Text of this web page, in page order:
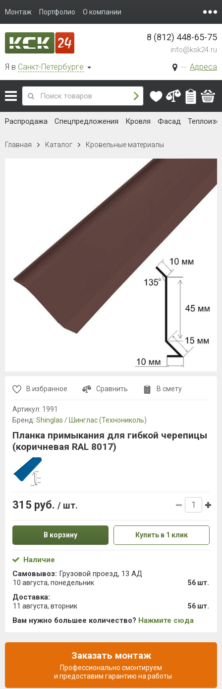
Монтаж Портфолио О компании
Я в Санкт-Петербурге Адреса
8 (812) 448-65-75
info@ksk24.ru
Распродажа Спецпредложения Кровля Фасад
Главная Каталог Кровельные материалы
В избранное Сравнить В смету
Артикул: 1991
Бренд: Shinglas / Шинглас (Технониколь)
Планка примыкания для гибкой черепицы
(коричневая RAL 8017)
315 руб. / шт.
В корзину Купить в 1 клик
Наличие
Самовывоз: Грузовой проезд, 13 АД
10 августа, понедельник 56 шт.
Доставка:
11 августа, вторник 56 шт.
Вам нужно большее количество? Нажмите сюда
Заказать монтаж
Профессионально смонтируем
и предоставим гарантию на работы